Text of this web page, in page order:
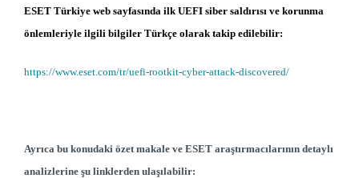
ESET Türkiye web sayfasında ilk UEFI siber saldırısı ve korunma
önlemleriyle ilgili bilgiler Türkçe olarak takip edilebilir:
https://www.eset.com/tr/uefi-rootkit-cyber-attack-discovered/
Ayrıca bu konudaki özet makale ve ESET araştırmacılarının detaylı
analizlerine şu linklerden ulaşılabilir: